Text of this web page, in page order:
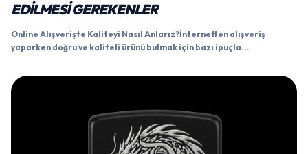
EDILMESI GEREKENLER
Online Alışverişte Kaliteyi Nasıl Anlarız?İnternetten alışveriş
yaparken doğru ve kaliteli ürünü bulmak için bazı ipuçla...